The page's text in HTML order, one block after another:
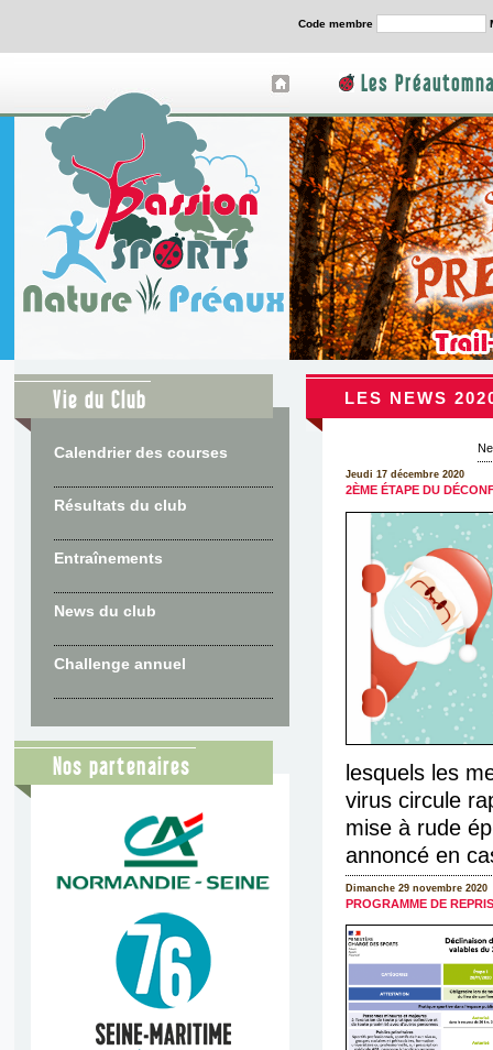
Code membre
Les
Vie du Club
Calendrier des courses
Résultats du club
Entraînements
News du club
Challenge annuel
Nos partenaires
LES NEWS
Jeudi 17 décembre 2020
2ÈME ÉTAPE DU
lesquels les
virus circule
mise à rude
annoncé en
Dimanche 29 novembre 2020
PROGRAMME DE